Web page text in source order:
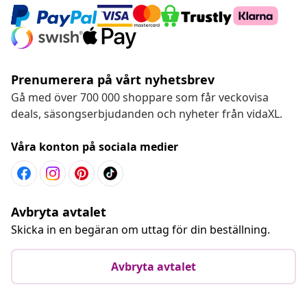
Lev stort for lite
Tillgängliga betalningsmetoder
Prenumerera på vårt nyhetsbrev